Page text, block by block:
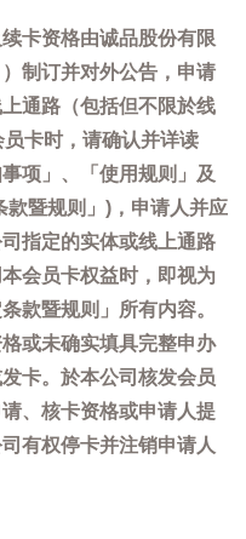
卡资格由诚品股份有限
制订并对外公告，申请
通路（包括但不限於线
员卡时，请确认并详读
项」、「使用规则」及
款暨规则」)，申请人并应
指定的实体或线上通路
会员卡权益时，即视为
款暨规则」所有内容。
或未确实填具完整申办
卡。於本公司核发会员
、核卡资格或申请人提
有权停卡并注销申请人